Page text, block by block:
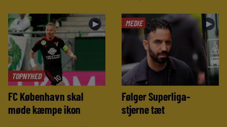
TOPNYHED
►
FC København skal
møde kæmpe ikon
MEDIE ►
Følger Superliga-
stjerne tæt